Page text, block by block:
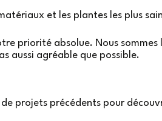
et les plantes les plus
priorité absolue. Nous
aussi agréable que possible.
projets précédents pour